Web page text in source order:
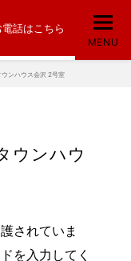
MENU
ンハウス会沢 2号室
ウンハウ
されていま
を入力してく
電話はこちら